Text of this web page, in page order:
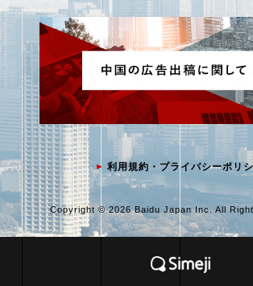
利用規約・プライバシーポリ
Copyright © 2026 Baidu Japan Inc. All